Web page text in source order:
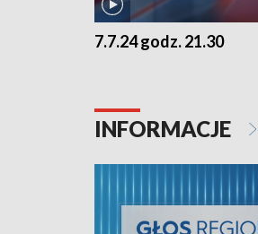
7.7.24 godz. 21.30
INFORMACJE